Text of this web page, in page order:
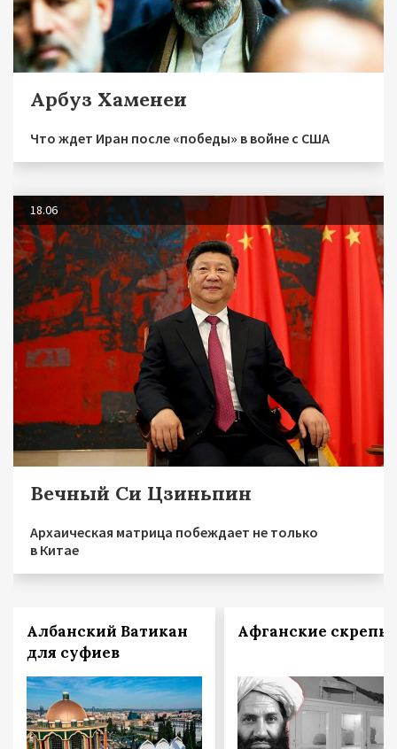
Арбуз Хаменеи
Что ждет Иран после «победы» в войне с США
18.06
Вечный Си Цзиньпин
Архаическая матрица побеждает не только
в Китае
Албанский Ватикан
для суфиев
Афганские скрепы